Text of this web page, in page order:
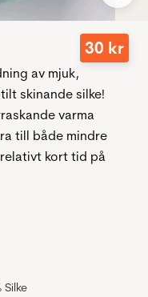
30 kr
av mjuk,
skinande silke!
varma
till både mindre
kort tid på
Silke